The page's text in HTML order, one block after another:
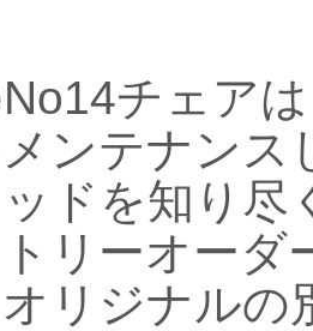
チェア
ンテナンス
ドを知り尽
リーオーダ
リジナルの